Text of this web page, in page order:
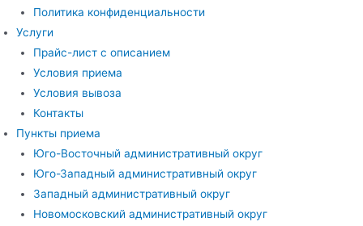
Политика конфиденциальности
Услуги
Прайс-лист с описанием
Условия приема
Условия вывоза
Контакты
Пункты приема
Юго-Восточный административный округ
Юго-Западный административный округ
Западный административный округ
Новомосковский административный округ